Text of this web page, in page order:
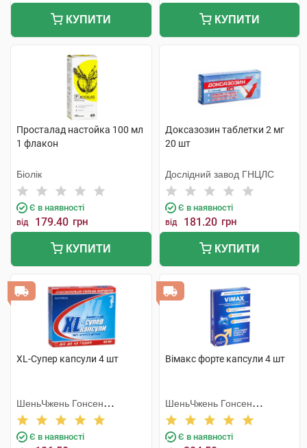
КУПИТИ КУПИТИ
Просталад настойка 100 мл
1 флакон
Біолік
Є в наявності
від 179.40 грн
КУПИТИ
Доксазозин таблетки 2 мг
20 шт
Дослідний завод ГНЦЛС
Є в наявності
від 181.20 грн
КУПИТИ
XL-Супер капсули 4 шт
ШеньЧжень Гонсен
Байоледжі Індастрі Ко. Лтд
Є в наявності
Вімакс форте капсули 4 шт
ШеньЧжень Гонсен
Байоледжі Індастрі Ко. Лтд
Є в наявності